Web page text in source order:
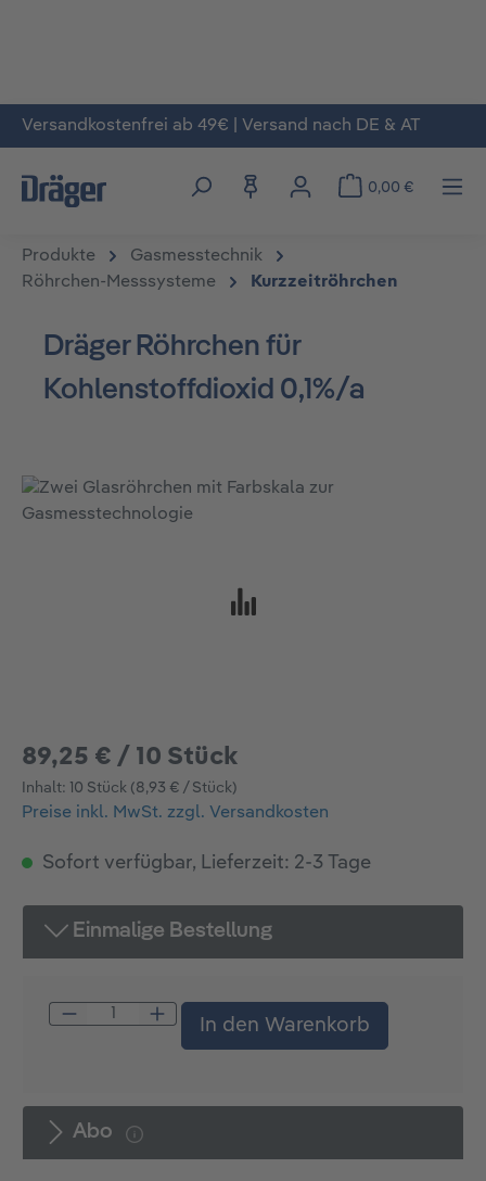
Zum Hauptinhalt springen
Versandkostenfrei ab 49€ | Versand nach DE & AT
0,00 €
Produkte
Gasmesstechnik
Röhrchen-Messsysteme
Kurzzeitröhrchen
Dräger Röhrchen für
Kohlenstoffdioxid 0,1%/a
Bildergalerie überspringen
89,25 € / 10 Stück
Inhalt: 10 Stück (8,93 € / Stück)
Preise inkl. MwSt. zzgl. Versandkosten
Sofort verfügbar, Lieferzeit: 2-3 Tage
Einmalige Bestellung
Produkt Anzahl: Gib den gewünschten
In den Warenkorb
Abo